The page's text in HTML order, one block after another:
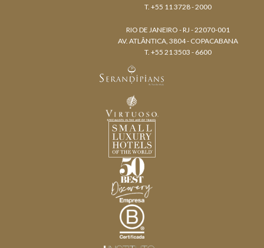
T. +55 11 3728 - 2000
RIO DE JANEIRO - RJ - 22070-001
AV. ATLÂNTICA, 3804 - COPACABANA
T. +55 21 3503 - 6600